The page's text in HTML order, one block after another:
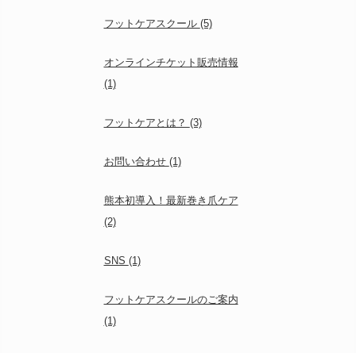
フットケアスクール (5)
オンラインチケット販売情報
(1)
フットケアとは？ (3)
お問い合わせ (1)
熊本初導入！最新巻き爪ケア
(2)
SNS (1)
フットケアスクールのご案内
(1)